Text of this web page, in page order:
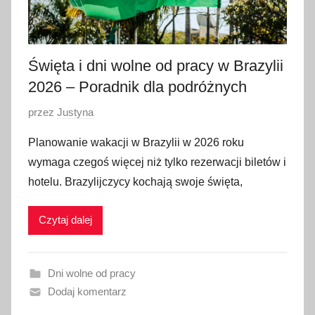
Święta i dni wolne od pracy w Brazylii
2026 – Poradnik dla podróżnych
O
u
b
l
i
a
n
przez Justyna
Planowanie wakacji w Brazylii w 2026 roku
wymaga czegoś więcej niż tylko rezerwacji biletów i
hotelu. Brazylijczycy kochają swoje święta,
Czytaj dalej
Dni wolne od pracy
Dodaj komentarz